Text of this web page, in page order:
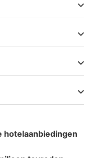
hotelaanbiedingen